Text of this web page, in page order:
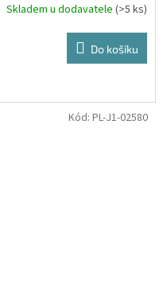
Skladem u dodavatele(>5 ks)
Do košíku
Kód:PL-J1-02580